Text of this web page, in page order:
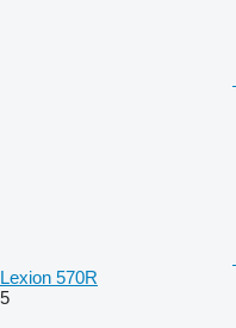
Lexion 570R
5